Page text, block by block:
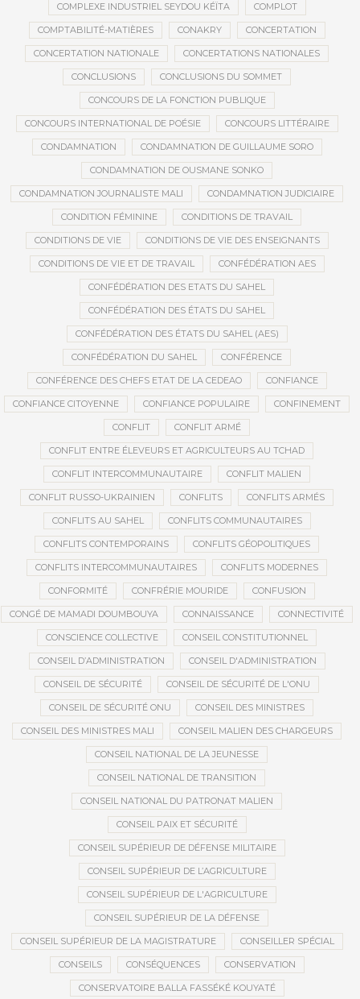
COMPLEXE INDUSTRIEL SEYDOU KÉÏTA COMPLOT
COMPTABILITÉ-MATIÈRES CONAKRY CONCERTATION
CONCERTATION NATIONALE CONCERTATIONS NATIONALES
CONCLUSIONS CONCLUSIONS DU SOMMET
CONCOURS DE LA FONCTION PUBLIQUE
CONCOURS INTERNATIONAL DE POÉSIE CONCOURS LITTÉRAIRE
CONDAMNATION CONDAMNATION DE GUILLAUME SORO
CONDAMNATION DE OUSMANE SONKO
CONDAMNATION JOURNALISTE MALI CONDAMNATION JUDICIAIRE
CONDITION FÉMININE CONDITIONS DE TRAVAIL
CONDITIONS DE VIE CONDITIONS DE VIE DES ENSEIGNANTS
CONDITIONS DE VIE ET DE TRAVAIL CONFÉDÉRATION AES
CONFÉDÉRATION DES ETATS DU SAHEL
CONFÉDÉRATION DES ÉTATS DU SAHEL
CONFÉDÉRATION DES ÉTATS DU SAHEL (AES)
CONFÉDÉRATION DU SAHEL CONFÉRENCE
CONFÉRENCE DES CHEFS ETAT DE LA CEDEAO CONFIANCE
CONFIANCE CITOYENNE CONFIANCE POPULAIRE CONFINEMENT
CONFLIT CONFLIT ARMÉ
CONFLIT ENTRE ÉLEVEURS ET AGRICULTEURS AU TCHAD
CONFLIT INTERCOMMUNAUTAIRE CONFLIT MALIEN
CONFLIT RUSSO-UKRAINIEN CONFLITS CONFLITS ARMÉS
CONFLITS AU SAHEL CONFLITS COMMUNAUTAIRES
CONFLITS CONTEMPORAINS CONFLITS GÉOPOLITIQUES
CONFLITS INTERCOMMUNAUTAIRES CONFLITS MODERNES
CONFORMITÉ CONFRÉRIE MOURIDE CONFUSION
CONGÉ DE MAMADI DOUMBOUYA CONNAISSANCE CONNECTIVITÉ
CONSCIENCE COLLECTIVE CONSEIL CONSTITUTIONNEL
CONSEIL D’ADMINISTRATION CONSEIL D'ADMINISTRATION
CONSEIL DE SÉCURITÉ CONSEIL DE SÉCURITÉ DE L'ONU
CONSEIL DE SÉCURITÉ ONU CONSEIL DES MINISTRES
CONSEIL DES MINISTRES MALI CONSEIL MALIEN DES CHARGEURS
CONSEIL NATIONAL DE LA JEUNESSE
CONSEIL NATIONAL DE TRANSITION
CONSEIL NATIONAL DU PATRONAT MALIEN
CONSEIL PAIX ET SÉCURITÉ
CONSEIL SUPÉRIEUR DE DÉFENSE MILITAIRE
CONSEIL SUPÉRIEUR DE L’AGRICULTURE
CONSEIL SUPÉRIEUR DE L'AGRICULTURE
CONSEIL SUPÉRIEUR DE LA DÉFENSE
CONSEIL SUPÉRIEUR DE LA MAGISTRATURE CONSEILLER SPÉCIAL
CONSEILS CONSÉQUENCES CONSERVATION
CONSERVATOIRE BALLA FASSÉKÉ KOUYATÉ